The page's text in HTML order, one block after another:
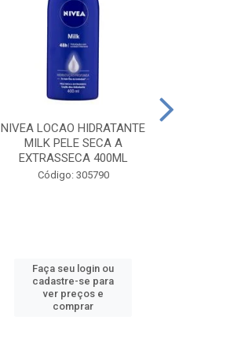
NIVEA LOCAO HIDRATANTE
MILK PELE SECA A
EXTRASSECA 400ML
Código: 305790
Faça seu login ou
cadastre-se para
ver preços e
comprar